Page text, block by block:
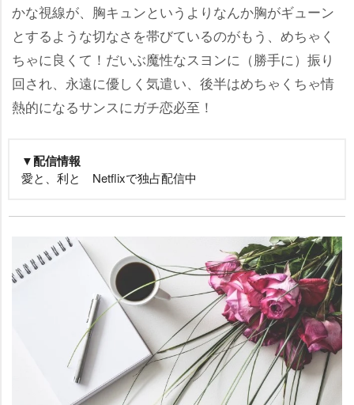
かな視線が、胸キュンというよりなんか胸がギューン
とするような切なさを帯びているのがもう、めちゃく
ちゃに良くて！だいぶ魔性なスヨンに（勝手に）振り
回され、永遠に優しく気遣い、後半はめちゃくちゃ情
熱的になるサンスにガチ恋必至！
▼配信情報
愛と、利と Netflixで独占配信中